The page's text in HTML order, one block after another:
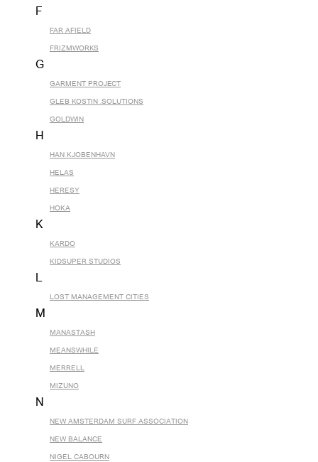
F
FAR AFIELD
FRIZMWORKS
G
GARMENT PROJECT
GLEB KOSTIN .SOLUTIONS
GOLDWIN
H
HAN KJOBENHAVN
HELAS
HERESY
HOKA
K
KARDO
KIDSUPER STUDIOS
L
LOST MANAGEMENT CITIES
M
MANASTASH
MEANSWHILE
MERRELL
MIZUNO
N
NEW AMSTERDAM SURF ASSOCIATION
NEW BALANCE
NIGEL CABOURN